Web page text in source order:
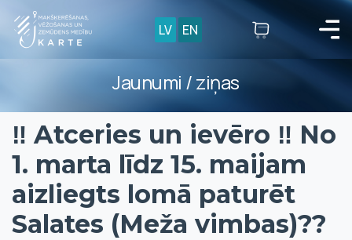
LV EN
Jaunumi / ziņas
‼️ Atceries un ievēro ‼️ No
1. marta līdz 15. maijam
aizliegts lomā paturēt
Salates (Meža vimbas)??